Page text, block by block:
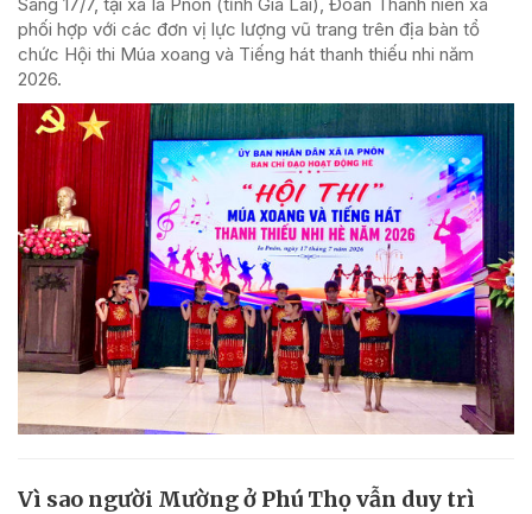
phối hợp với các đơn vị lực lượng vũ trang trên địa bàn tổ
chức Hội thi Múa xoang và Tiếng hát thanh thiếu nhi năm
2026.
Vì sao người Mường ở Phú Thọ vẫn duy trì